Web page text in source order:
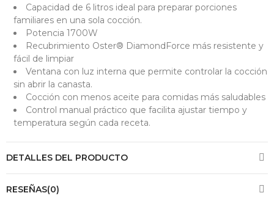
Capacidad de 6 litros ideal para preparar porciones
familiares en una sola cocción.
Potencia 1700W
Recubrimiento Oster® DiamondForce más resistente y
fácil de limpiar
Ventana con luz interna que permite controlar la cocción
sin abrir la canasta.
Cocción con menos aceite para comidas más saludables
Control manual práctico que facilita ajustar tiempo y
temperatura según cada receta.
DETALLES DEL PRODUCTO
RESEÑAS(0)